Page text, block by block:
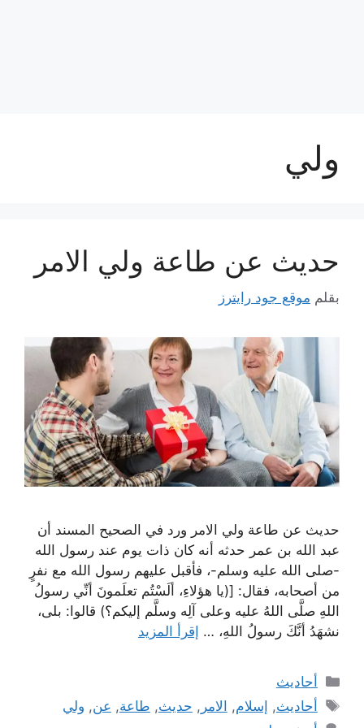
ولي
حديث عن طاعة ولي الامر
بقلم موقع جود رايترز
حديث عن طاعة ولي الامر ورد في الصحيح المسند أن
عبد الله بن عمر حدثه أنه كان ذات يوم عند رسول الله
-صلى الله عليه وسلم-، فأقبل عليهم رسول الله مع نفرٍ
من أصحابه، فقال: [(يا هؤلاءِ، ألَسْتُم تعلَمونَ أنِّي رسولُ
اللهِ صلَّى اللهُ عليه وعلى آلِه وسلَّم إليكم؟) قالوا: بلى،
نشهَدُ أنَّكَ رسولُ اللهِ، … إقرأ المزيد
التصنيفات
أحاديث
الوسوم
أحاديث, إسلام, الامر , حديث, طاعة, عن, ولي